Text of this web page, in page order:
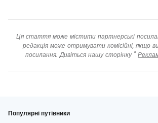
Ця стаття може містити партнерські
редакція може отримувати комісійні, якщо
посилання. Дивіться нашу сторінку "
Популярні путівники